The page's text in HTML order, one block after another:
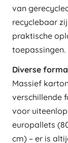
van
recyclebaar
praktische
toepassingen.
Diverse
Massief
verschillende
voor
europallets
cm) – er is